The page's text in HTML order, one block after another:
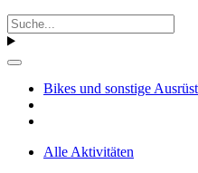
Bikes und sonstige
Alle Aktivitäten